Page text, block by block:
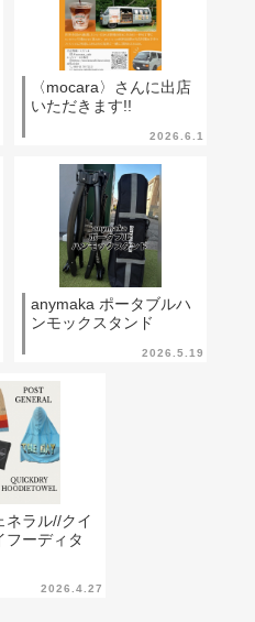
2026.6.1
〈mocara〉さんに出店
いただきます!!
2026.5.19
anymaka ポータブルハ
ンモックスタンド
2026.4.27
ネラル//クイ
フーディタ